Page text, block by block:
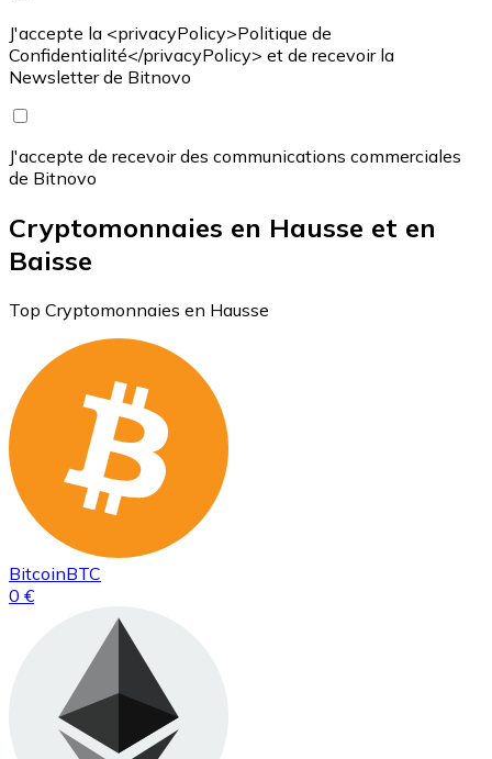
J'accepte la <privacyPolicy>Politique de
Confidentialité</privacyPolicy> et de recevoir la
Newsletter de Bitnovo
J'accepte de recevoir des communications commerciales
de Bitnovo
Cryptomonnaies en Hausse et en
Baisse
Top Cryptomonnaies en Hausse
BitcoinBTC
0 €